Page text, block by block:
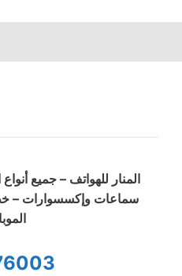
المنار للهواتف – جميع
سماعات وإكسسوارات –